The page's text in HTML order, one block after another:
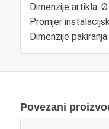
Dimenzije artikla:
Promjer
Dimenzije
Povezani